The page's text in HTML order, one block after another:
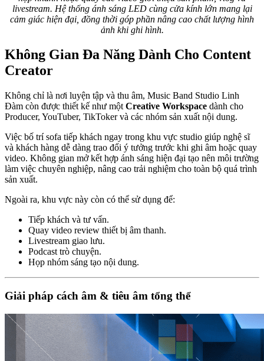
livestream. Hệ thống ánh sáng LED cùng cửa kính lớn mang lại
cảm giác hiện đại, đồng thời góp phần nâng cao chất lượng hình
ảnh khi ghi hình.
Không Gian Đa Năng Dành Cho Content
Creator
Không chỉ là nơi luyện tập và thu âm, Music Band Studio Linh
Đàm còn được thiết kế như một Creative Workspace dành cho
Producer, YouTuber, TikToker và các nhóm sản xuất nội dung.
Việc bố trí sofa tiếp khách ngay trong khu vực studio giúp nghệ sĩ
và khách hàng dễ dàng trao đổi ý tưởng trước khi ghi âm hoặc quay
video. Không gian mở kết hợp ánh sáng hiện đại tạo nên môi trường
làm việc chuyên nghiệp, nâng cao trải nghiệm cho toàn bộ quá trình
sản xuất.
Ngoài ra, khu vực này còn có thể sử dụng để:
Tiếp khách và tư vấn.
Quay video review thiết bị âm thanh.
Livestream giao lưu.
Podcast trò chuyện.
Họp nhóm sáng tạo nội dung.
Giải pháp cách âm & tiêu âm tổng thể